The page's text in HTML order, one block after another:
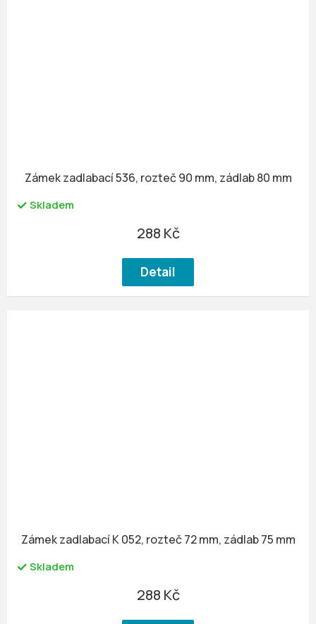
Zámek zadlabací 536, rozteč 90 mm, zádlab 80 mm
Skladem
288 Kč
Detail
Zámek zadlabací K 052, rozteč 72 mm, zádlab 75 mm
Skladem
288 Kč